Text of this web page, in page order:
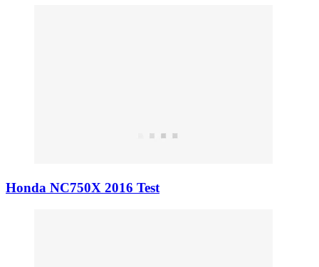
Honda NC750X 2016 Test